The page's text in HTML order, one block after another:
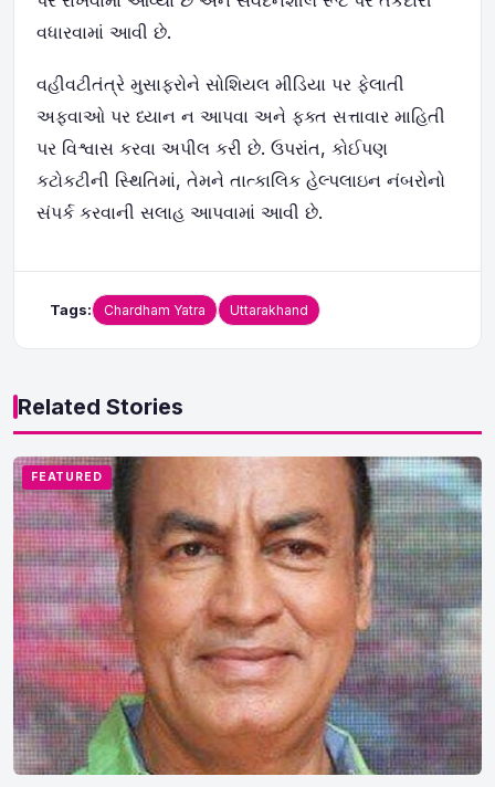
વધારવામાં આવી છે.
વહીવટીતંત્રે મુસાફરોને સોશિયલ મીડિયા પર ફેલાતી
અફવાઓ પર ધ્યાન ન આપવા અને ફક્ત સત્તાવાર માહિતી
પર વિશ્વાસ કરવા અપીલ કરી છે. ઉપરાંત, કોઈપણ
કટોકટીની સ્થિતિમાં, તેમને તાત્કાલિક હેલ્પલાઇન નંબરોનો
સંપર્ક કરવાની સલાહ આપવામાં આવી છે.
Tags: Chardham Yatra Uttarakhand
Related Stories
FEATURED